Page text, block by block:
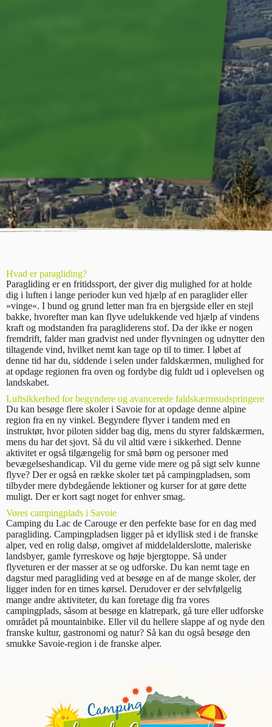
Hvad er paragliding?
Paragliding er en fritidssport, der giver dig mulighed for at holde
dig i luften i lange perioder kun ved hjælp af en paraglider eller
»vinge«. I bund og grund letter man fra en bjergside eller en stejl
bakke, hvorefter man kan flyve udelukkende ved hjælp af vindens
kraft og modstanden fra paragliderens stof. Da der ikke er nogen
fremdrift, falder man gradvist ned under flyvningen og udnytter den
tiltagende vind, hvilket nemt kan tage op til to timer. I løbet af
denne tid har du, siddende i selen under faldskærmen, mulighed for
at opdage regionen fra oven og fordybe dig fuldt ud i oplevelsen og
landskabet.
Luftsikkerhed for begyndere og avancerede faldskærmsudspringere
Du kan besøge flere skoler i Savoie for at opdage denne alpine
region fra en ny vinkel. Begyndere flyver i tandem med en
instruktør, hvor piloten sidder bag dig, mens du styrer faldskærmen,
mens du har det sjovt. Så du vil altid være i sikkerhed. Denne
aktivitet er også tilgængelig for små børn og personer med
bevægelseshandicap. Vil du gerne vide mere og på sigt selv kunne
flyve? Der er også en række skoler tæt på campingpladsen, som
tilbyder mere dybdegående lektioner og kurser for at gøre dette
muligt. Der er kort sagt noget for enhver smag.
Vores campingplads i Savoie
Camping du Lac de Carouge er den perfekte base for en dag med
paragliding. Campingpladsen ligger på et idyllisk sted i de franske
alper, ved en rolig dalsø, omgivet af middelalderslotte, maleriske
landsbyer, gamle fyrreskove og høje bjergtoppe. Så under
flyveturen er der masser at se og udforske. Du kan nemt tage en
dagstur med paragliding ved at besøge en af de mange skoler, der
ligger inden for en times kørsel. Derudover er der selvfølgelig
mange andre aktiviteter, du kan foretage dig fra vores
campingplads, såsom at besøge en klatrepark, gå ture eller udforske
området på mountainbike. Eller vil du hellere slappe af og nyde den
franske kultur, gastronomi og natur? Så kan du også besøge den
smukke Savoie-region i de franske alper.